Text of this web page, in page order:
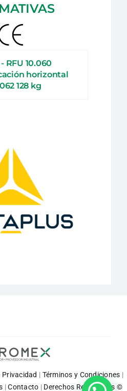
RFU 10.060
horizontal
128 kg
Privacidad | Términos y Condiciones |
|Contacto | Derechos Reservados ©